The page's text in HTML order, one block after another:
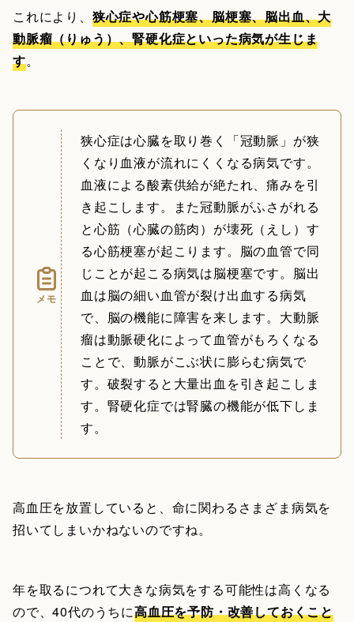
これにより、 狭心症や心筋梗塞、脳梗塞、脳出血、大
動脈瘤（りゅう）、腎硬化症といった病気が生じま
す。
メモ
狭心症は心臓を取り巻く「冠動脈」が狭
くなり血液が流れにくくなる病気です。
血液による酸素供給が絶たれ、痛みを引
き起こします。また冠動脈がふさがれる
と心筋（心臓の筋肉）が壊死（えし）す
る心筋梗塞が起こります。脳の血管で同
じことが起こる病気は脳梗塞です。脳出
血は脳の細い血管が裂け出血する病気
で、脳の機能に障害を来します。大動脈
瘤は動脈硬化によって血管がもろくなる
ことで、動脈がこぶ状に膨らむ病気で
す。破裂すると大量出血を引き起こしま
す。腎硬化症では腎臓の機能が低下しま
す。
高血圧を放置していると、命に関わるさまざま病気を
招いてしまいかねないのですね。
年を取るにつれて大きな病気をする可能性は高くなる
ので、40代のうちに高血圧を予防・改善しておくこと